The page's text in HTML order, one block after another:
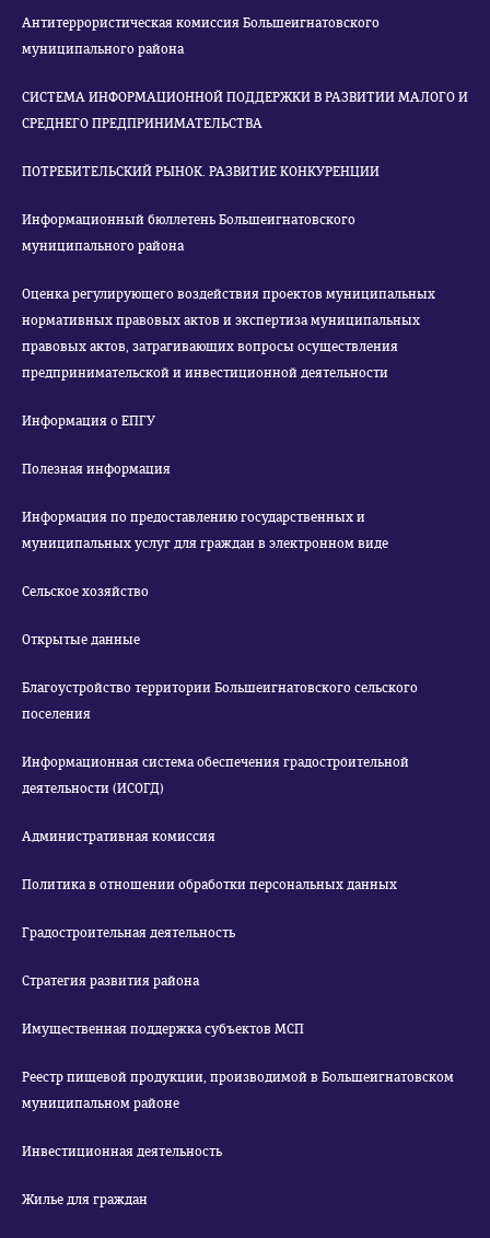
Антитеррористическая комиссия Большеигнатовского
муниципального района
СИСТЕМА ИНФОРМАЦИОННОЙ ПОДДЕРЖКИ В РАЗВИТИИ МАЛОГО И
СРЕДНЕГО ПРЕДПРИНИМАТЕЛЬСТВА
ПОТРЕБИТЕЛЬСКИЙ РЫНОК. РАЗВИТИЕ КОНКУРЕНЦИИ
Информационный бюллетень Большеигнатовского
муниципального района
Оценка регулирующего воздействия проектов муниципальных
нормативных правовых актов и экспертиза муниципальных
правовых актов, затрагивающих вопросы осуществления
предпринимательской и инвестиционной деятельности
Информация о ЕПГУ
Полезная информация
Информация по предоставлению государственных и
муниципальных услуг для граждан в электронном виде
Сельское хозяйство
Открытые данные
Благоустройство территории Большеигнатовского сельского
поселения
Информационная система обеспечения градостроительной
деятельности (ИСОГД)
Административная комиссия
Политика в отношении обработки персональных данных
Градостроительная деятельность
Стратегия развития района
Имущественная поддержка субъектов МСП
Реестр пищевой продукции, производимой в Большеигнатовском
муниципальном районе
Инвестиционная деятельность
Жилье для граждан